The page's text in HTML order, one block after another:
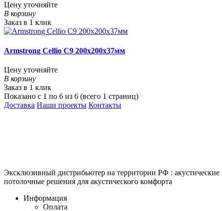
Цену уточняйте
В корзину
Заказ в 1 клик
Armstrong Cellio C9 200x200x37мм
Цену уточняйте
В корзину
Заказ в 1 клик
Показано с 1 по 6 из 6 (всего 1 страниц)
Доставка Наши проекты Контакты
Эксклюзивный дистрибьютер на территории РФ :
потолочные решения для акустического комфорта
Информация
Оплата